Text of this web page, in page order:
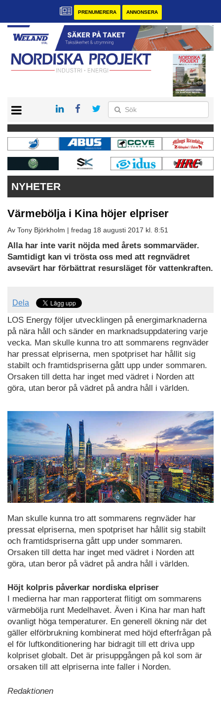
PRENUMERERA ANNONSERA
KONTAKT
VÅRA ANDRA MAGASIN
PRENUMERERA
ANNONSERA
NYHETER
Värmebölja i Kina höjer elpriser
Av Tony Björkholm | fredag 18 augusti 2017 kl. 8:51
Alla har inte varit nöjda med årets sommarväder.
Samtidigt kan vi trösta oss med att regnvädret
avsevärt har förbättrat resursläget för vattenkraften.
Dela
LOS Energy följer utvecklingen på energimarknaderna
på nära håll och sänder en marknadsuppdatering varje
vecka. ​Man skulle kunna tro att sommarens regnväder
har pressat elpriserna, men spotpriset har hållit sig
stabilt och framtidspriserna gått upp under sommaren.
Orsaken till detta har inget med vädret i Norden att
göra, utan beror på vädret på andra håll i världen.
Man skulle kunna tro att sommarens regnväder har
pressat elpriserna, men spotpriset har hållit sig stabilt
och framtidspriserna gått upp under sommaren.
Orsaken till detta har inget med vädret i Norden att
göra, utan beror på vädret på andra håll i världen.
Höjt kolpris påverkar nordiska elpriser
I medierna har man rapporterat flitigt om sommarens
värmebölja runt Medelhavet. Även i Kina har man haft
ovanligt höga temperaturer. En generell ökning när det
gäller elförbrukning kombinerat med höjd efterfrågan på
el för luftkonditionering har bidragit till ett driva upp
kolpriset globalt. Det är prisuppgången på kol som är
orsaken till att elpriserna inte faller i Norden.
Redaktionen